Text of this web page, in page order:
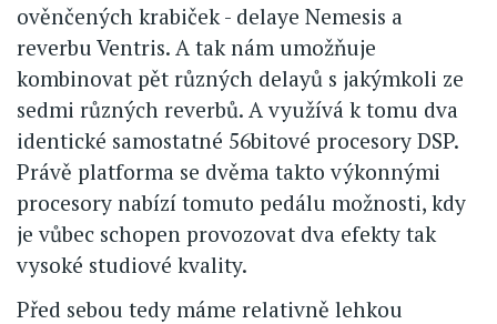
ověnčených krabiček - delaye Nemesis a
reverbu Ventris. A tak nám umožňuje
kombinovat pět různých delayů s jakýmkoli ze
sedmi různých reverbů. A využívá k tomu dva
identické samostatné 56bitové procesory DSP.
Právě platforma se dvěma takto výkonnými
procesory nabízí tomuto pedálu možnosti, kdy
je vůbec schopen provozovat dva efekty tak
vysoké studiové kvality.
Před sebou tedy máme relativně lehkou